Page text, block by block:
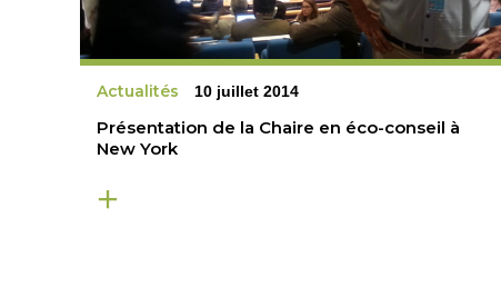
Actualités 10 juillet 2014
Présentation de la Chaire en éco-conseil à
New York